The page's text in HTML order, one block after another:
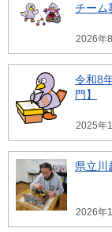
チーム
2026年
令和8
門】
2025年
県立川
2026年